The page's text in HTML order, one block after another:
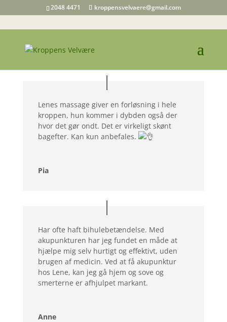
2048 4471 kroppensvelvaere@gmail.com
Lenes massage giver en forløsning i hele
kroppen, hun kommer i dybden også der
hvor det gør ondt. Det er virkeligt skønt
bagefter. Kan kun anbefales.
Pia
Har ofte haft bihulebetændelse. Med
akupunkturen har jeg fundet en måde at
hjælpe mig selv hurtigt og effektivt, uden
brugen af medicin. Ved at få akupunktur
hos Lene, kan jeg gå hjem og sove og
smerterne er afhjulpet markant.
Anne